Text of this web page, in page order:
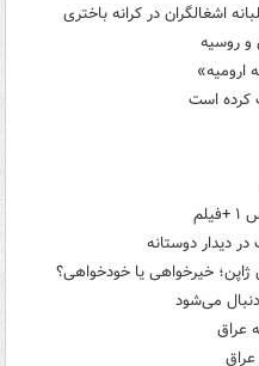
اشغالگران در کرانه باختری
و روسیه
ارومیه»
کرده است
دیدار دوستانه
ژاپن؛ خیرخواهی یا خودخواهی؟
می‌شود
عراق